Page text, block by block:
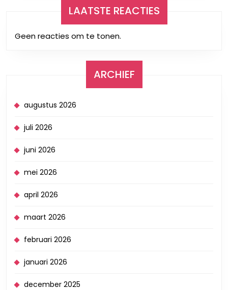
LAATSTE REACTIES
Geen reacties om te tonen.
ARCHIEF
augustus 2026
juli 2026
juni 2026
mei 2026
april 2026
maart 2026
februari 2026
januari 2026
december 2025